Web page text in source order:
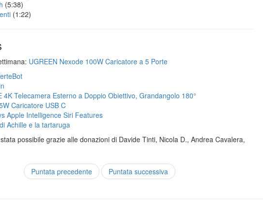
(5:38)
(1:22)
UGREEN Nexode 100W Caricatore a 5 Porte
4K Telecamera Esterno a Doppio Obiettivo, Grandangolo 180°
Caricatore USB C
Apple Intelligence Siri Features
Achille e la tartaruga
possibile grazie alle donazioni di Davide Tinti, Nicola D., Andrea Cavalera,
Puntata precedente Puntata successiva